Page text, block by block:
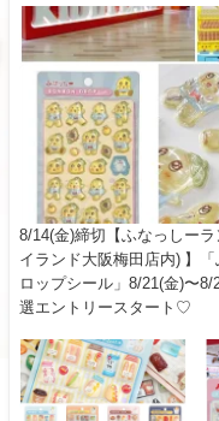
8/14(金)締切【ふなっしー
イランド大阪梅田店内) 】
ロップシール」8/21(金)〜8/
選エントリースタート♡